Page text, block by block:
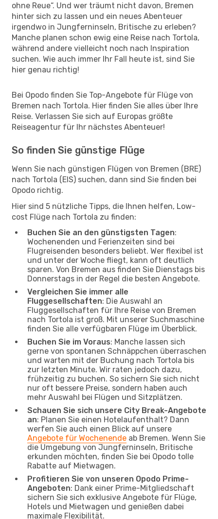
ohne Reue“. Und wer träumt nicht davon, Bremen
hinter sich zu lassen und ein neues Abenteuer
irgendwo in Jungferninseln, Britische zu erleben?
Manche planen schon ewig eine Reise nach Tortola,
während andere vielleicht noch nach Inspiration
suchen. Wie auch immer Ihr Fall heute ist, sind Sie
hier genau richtig!
Bei Opodo finden Sie Top-Angebote für Flüge von
Bremen nach Tortola. Hier finden Sie alles über Ihre
Reise. Verlassen Sie sich auf Europas größte
Reiseagentur für Ihr nächstes Abenteuer!
So finden Sie günstige Flüge
Wenn Sie nach günstigen Flügen von Bremen (BRE)
nach Tortola (EIS) suchen, dann sind Sie finden bei
Opodo richtig.
Hier sind 5 nützliche Tipps, die Ihnen helfen, Low-
cost Flüge nach Tortola zu finden:
Buchen Sie an den günstigsten Tagen:
Wochenenden und Ferienzeiten sind bei
Flugreisenden besonders beliebt. Wer flexibel ist
und unter der Woche fliegt, kann oft deutlich
sparen. Von Bremen aus finden Sie Dienstags bis
Donnerstags in der Regel die besten Angebote.
Vergleichen Sie immer alle
Fluggesellschaften: Die Auswahl an
Fluggesellschaften für Ihre Reise von Bremen
nach Tortola ist groß. Mit unserer Suchmaschine
finden Sie alle verfügbaren Flüge im Überblick.
Buchen Sie im Voraus: Manche lassen sich
gerne von spontanen Schnäppchen überraschen
und warten mit der Buchung nach Tortola bis
zur letzten Minute. Wir raten jedoch dazu,
frühzeitig zu buchen. So sichern Sie sich nicht
nur oft bessere Preise, sondern haben auch
mehr Auswahl bei Flügen und Sitzplätzen.
Schauen Sie sich unsere City Break-Angebote
an: Planen Sie einen Hotelaufenthalt? Dann
werfen Sie auch einen Blick auf unsere
Angebote für Wochenende ab Bremen. Wenn Sie
die Umgebung von Jungferninseln, Britische
erkunden möchten, finden Sie bei Opodo tolle
Rabatte auf Mietwagen.
Profitieren Sie von unseren Opodo Prime-
Angeboten: Dank einer Prime-Mitgliedschaft
sichern Sie sich exklusive Angebote für Flüge,
Hotels und Mietwagen und genießen dabei
maximale Flexibilität.